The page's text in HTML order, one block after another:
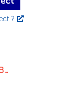
?
PROFESSIONNEL BMG